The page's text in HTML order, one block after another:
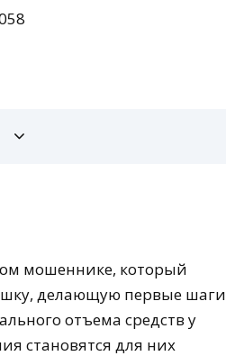
мошеннике, который
делающую первые шаги
отъема средств у
становятся для них